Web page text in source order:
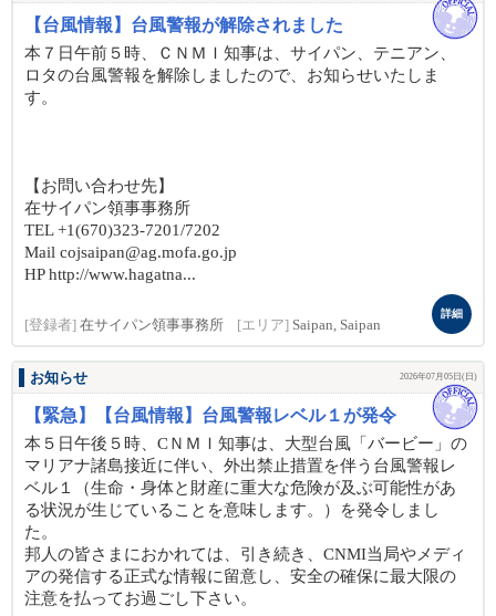
【台風情報】台風警報が解除されました
本７日午前５時、ＣＮＭＩ知事は、サイパン、テニアン、
ロタの台風警報を解除しましたので、お知らせいたしま
す。
【お問い合わせ先】
在サイパン領事事務所
TEL +1(670)323-7201/7202
Mail cojsaipan@ag.mofa.go.jp
HP http://www.hagatna...
[登録者] 在サイパン領事事務所 [エリア] Saipan, Saipan
詳細
お知らせ 2026年07月05日(日)
【緊急】【台風情報】台風警報レベル１が発令
本５日午後５時、CＮＭＩ知事は、大型台風「バービー」の
マリアナ諸島接近に伴い、外出禁止措置を伴う台風警報レ
ベル１（生命・身体と財産に重大な危険が及ぶ可能性があ
る状況が生じていることを意味します。）を発令しまし
た。
邦人の皆さまにおかれては、引き続き、CNMI当局やメディ
アの発信する正式な情報に留意し、安全の確保に最大限の
注意を払ってお過ごし下さい。